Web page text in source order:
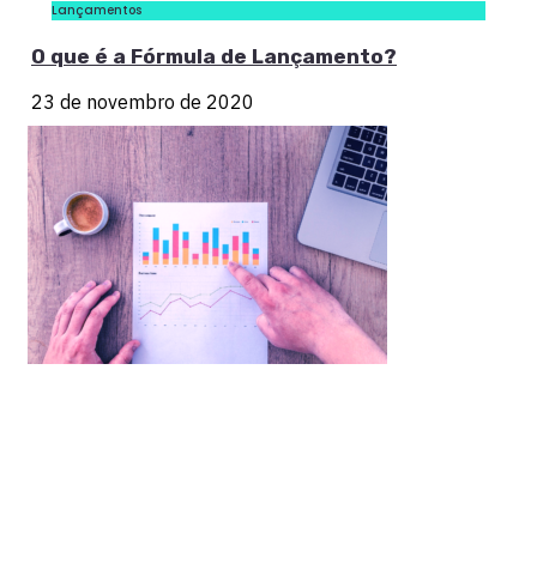
Lançamentos
O que é a Fórmula de Lançamento?
23 de novembro de 2020